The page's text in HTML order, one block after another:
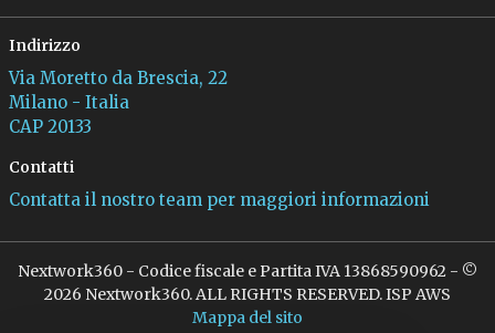
Indirizzo
Via Moretto da Brescia, 22
Milano - Italia
CAP 20133
Contatti
Contatta il nostro team per maggiori informazioni
Nextwork360 - Codice fiscale e Partita IVA 13868590962 - ©
2026 Nextwork360. ALL RIGHTS RESERVED. ISP AWS
Mappa del sito